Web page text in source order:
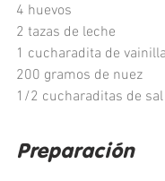
4 huevos
2 tazas de leche
1 cucharadita de
200 gramos de nuez
1/2 cucharaditas de sal
Preparación